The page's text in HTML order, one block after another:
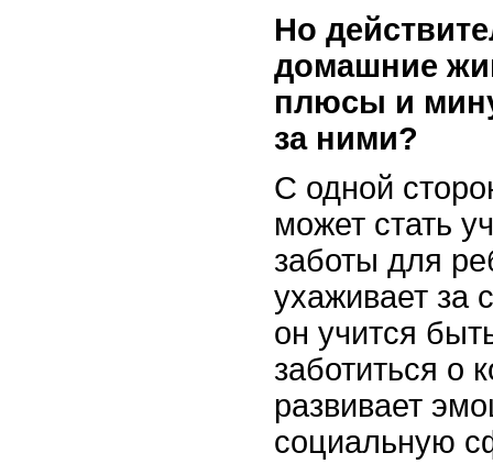
Но
домашние
плюсы и
за ними?
С одной
может стать
заботы для
ухаживает за
он учится
заботиться о
развивает
социальную